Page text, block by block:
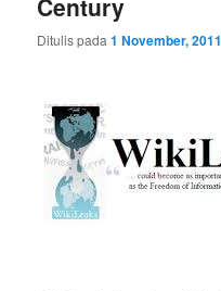
Century
Ditulis pada1 November, 2011